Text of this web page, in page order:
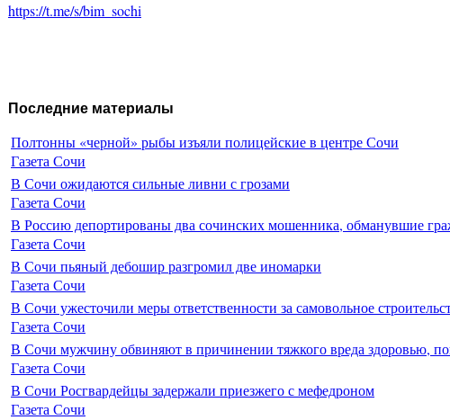
https://t.me/s/bim_sochi
Последние материалы
Полтонны «черной» рыбы изъяли полицейские в центре Сочи
Газета Сочи
В Сочи ожидаются сильные ливни с грозами
Газета Сочи
В Россию депортированы два сочинских мошенника, обманувшие
Газета Сочи
В Сочи пьяный дебошир разгромил две иномарки
Газета Сочи
В Сочи ужесточили меры ответственности за самовольное
Газета Сочи
В Сочи мужчину обвиняют в причинении тяжкого вреда здоровью,
Газета Сочи
В Сочи Росгвардейцы задержали приезжего с мефедроном
Газета Сочи